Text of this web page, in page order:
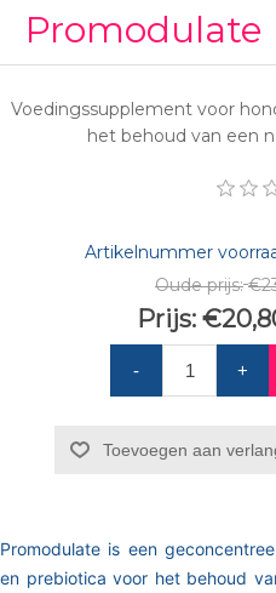
Voedingssupplement voor
het behoud van een
Artikelnummer
Oude prijs:
Prijs:
- +
Toevoegen aan
Promodulate is een
en prebiotica voor het behoud